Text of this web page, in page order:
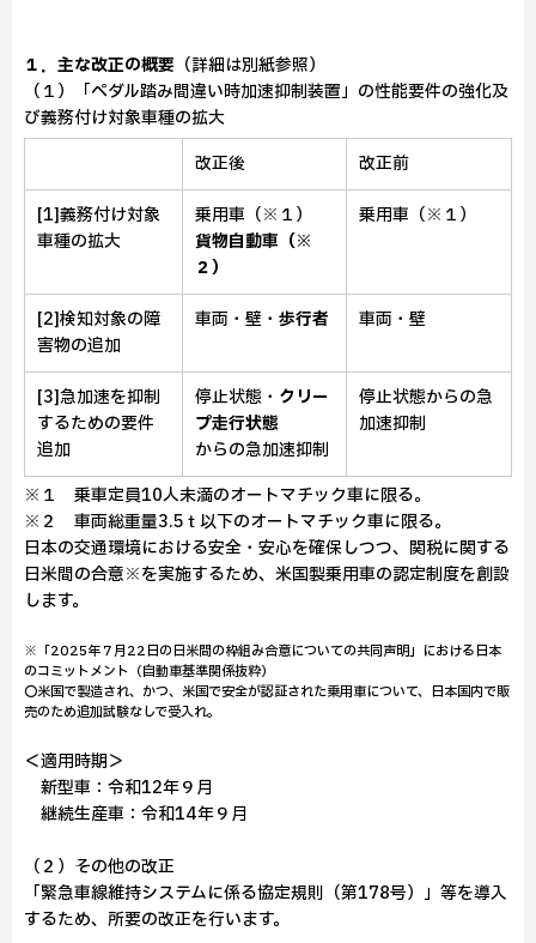
１．主な改正の概要 （詳細は別紙参照）
（１）「ペダル踏み間違い時加速抑制装置」の性能要件の強化及
び義務付け対象車種の拡大
改正後
改正前
[1]義務付け対象
車種の拡大
乗用車（※１）
貨物自動車 （※
２）
乗用車（※１）
[2]検知対象の障
害物の追加
車両・壁・ 歩行者 車両・壁
[3]急加速を抑制
するための要件
追加
停止状態・ クリー
プ走行状態
からの急加速抑制
停止状態からの急
加速抑制
※１ 乗車定員10人未満のオートマチック車に限る。
※２ 車両総重量3.5ｔ以下のオートマチック車に限る。
日本の交通環境における安全・安心を確保しつつ、関税に関する
日米間の合意※を実施するため、米国製乗用車の認定制度を創設
します。
※「2025年７月22日の日米間の枠組み合意についての共同声明」における日本
のコミットメント（自動車基準関係抜粋）
〇米国で製造され、かつ、米国で安全が認証された乗用車について、日本国内で販
売のため追加試験なしで受入れ。
＜適用時期＞
新型車：令和12年９月
継続生産車：令和14年９月
（２）その他の改正
「緊急車線維持システムに係る協定規則（第178号）」等を導入
するため、所要の改正を行います。